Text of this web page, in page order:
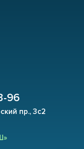
96
пр., 3с2